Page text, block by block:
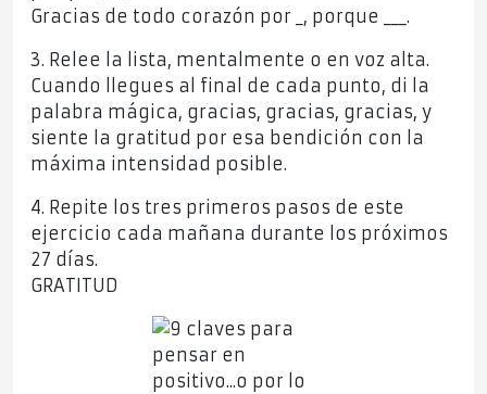
Gracias de todo corazón por _, porque ___.
3. Relee la lista, mentalmente o en voz alta.
Cuando llegues al final de cada punto, di la
palabra mágica, gracias, gracias, gracias, y
siente la gratitud por esa bendición con la
máxima intensidad posible.
4. Repite los tres primeros pasos de este
ejercicio cada mañana durante los próximos
27 días.
GRATITUD